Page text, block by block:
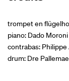
trompet en
piano: Dado Moroni
contrabas:
drum: Dre